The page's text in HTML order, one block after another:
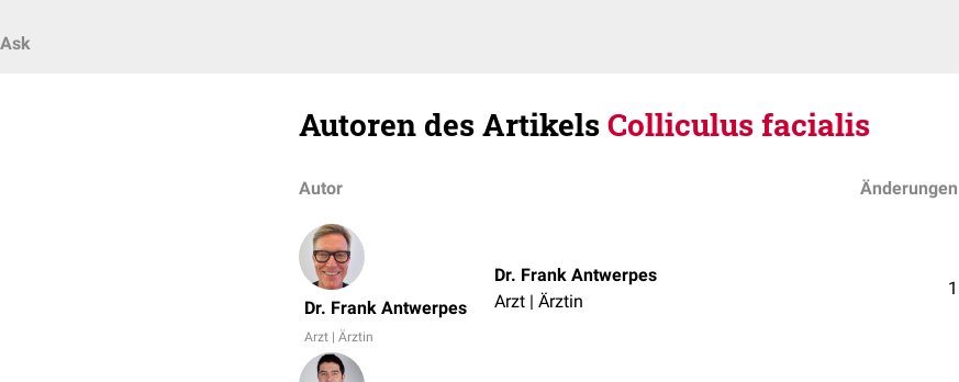
Ask
Autoren des ArtikelsColliculus facialis
Autor Änderungen
Dr. Frank Antwerpes
Arzt | Ärztin
Dr. Frank Antwerpes
Arzt | Ärztin
1